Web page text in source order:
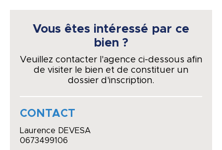
Vous êtes intéressé par ce
bien ?
Veuillez contacter l'agence ci-dessous afin
de visiter le bien et de constituer un
dossier d'inscription.
CONTACT
Laurence DEVESA
0673499106